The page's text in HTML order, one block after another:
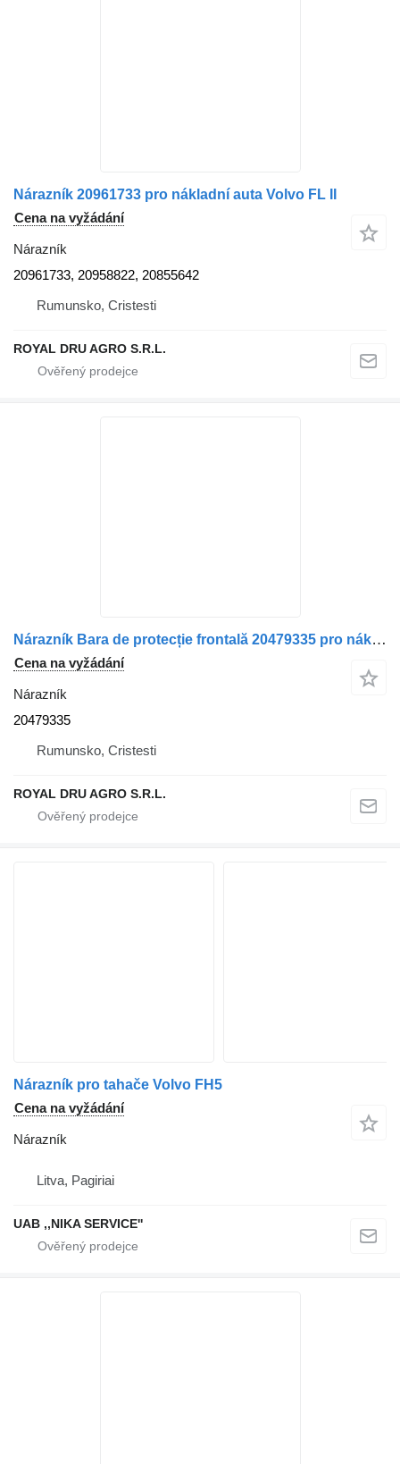
Nárazník 20961733 pro nákladní auta Volvo FL II
Cena na vyžádání
Nárazník
20961733, 20958822, 20855642
Rumunsko, Cristesti
ROYAL DRU AGRO S.R.L.
Nárazník Bara de protecție frontală 20479335 pro nákladní auta Volvo – Cod
Cena na vyžádání
Nárazník
20479335
Rumunsko, Cristesti
ROYAL DRU AGRO S.R.L.
Nárazník pro tahače Volvo FH5
Cena na vyžádání
Nárazník
Litva, Pagiriai
UAB ,,NIKA SERVICE''